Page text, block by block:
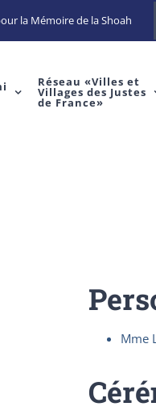
la Mémoire de la Shoah
Réseau «Villes et
Villages des Justes
de France»
Mme